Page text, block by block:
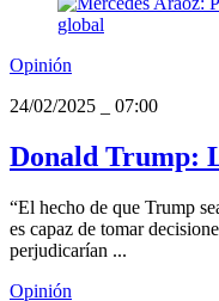
Opinión
24/02/2025
07:00
Donald Trump:
“El hecho de que Trump
es capaz de tomar
perjudicarían ...
Opinión